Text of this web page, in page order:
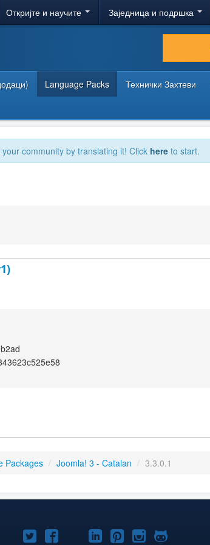
Откријте и научите Заједница и подршка
Language Packs Технички Захтеви
community by translating it! Click here to start.
Packages / Joomla! 3 - Catalan / 3.3.0.1
Joomla!Joomla!Joomla!
Joomla!Joomla!
Joomla!Joomla!